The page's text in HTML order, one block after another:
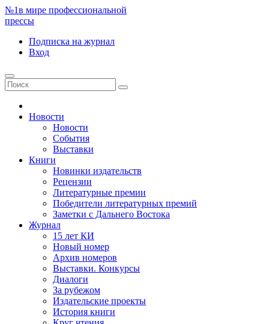
№1в мире профессиональной
прессы
Подписка на журнал
Вход
Новости
Новости
События
Выставки
Книги
Новинки издательств
Рецензии
Литературные премии
Победители литературных премий
Заметки с Дальнего Востока
Журнал
15 лет КИ
Новый номер
Архив номеров
Выставки. Конкурсы
Диалоги
За рубежом
Издательские проекты
История книги